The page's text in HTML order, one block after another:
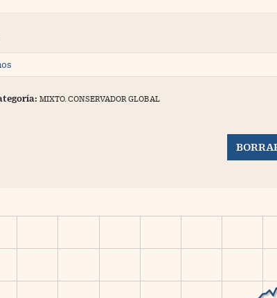
MIXTO. CONSERVADOR GLOBAL